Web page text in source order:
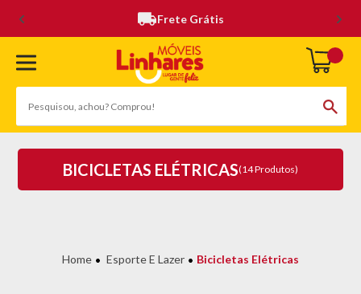
Frete Grátis
BICICLETAS ELÉTRICAS(14 Produtos)
Esporte E Lazer Bicicletas Elétricas